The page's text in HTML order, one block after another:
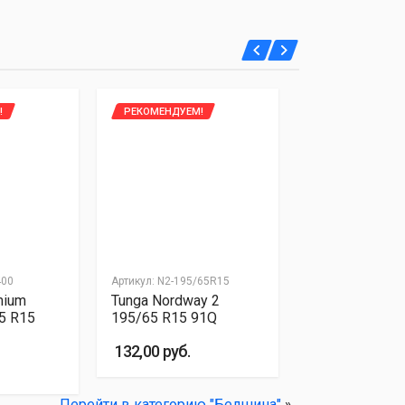
R15
Артикул: N2-195/65R15
РЕКОМЕНДУЕМ!
Tunga Nordway 2
195/65 R15 91Q
132,00 руб.